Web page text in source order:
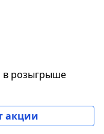
в розыгрыше
акции